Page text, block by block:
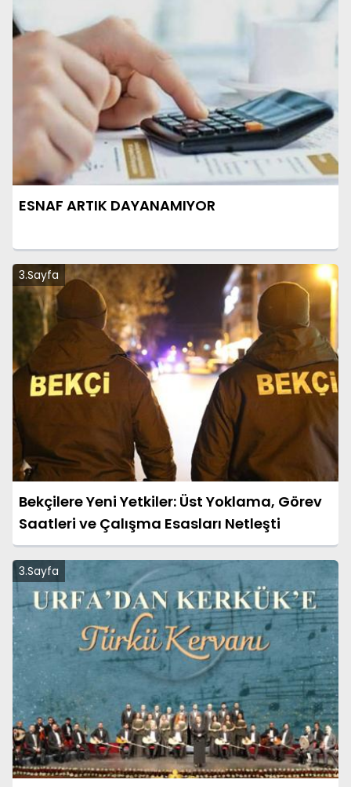
ESNAF ARTIK DAYANAMIYOR
3.Sayfa
Bekçilere Yeni Yetkiler: Üst Yoklama, Görev
Saatleri ve Çalışma Esasları Netleşti
3.Sayfa